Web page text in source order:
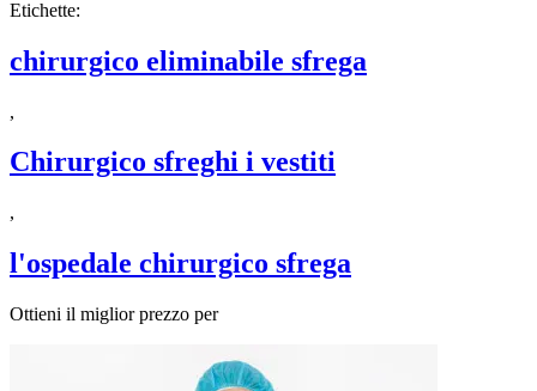
Etichette:
chirurgico eliminabile sfrega
,
Chirurgico sfreghi i vestiti
,
l'ospedale chirurgico sfrega
Ottieni il miglior prezzo per